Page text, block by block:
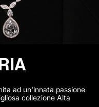
ad un'innata passione
collezione Alta